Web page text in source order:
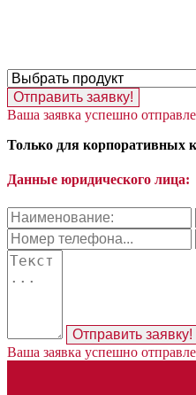
Отправить заявку!
Ваша заявка успешно
Только для корпоративных
Данные юридического лица:
Отправить заявку!
Ваша заявка успешно